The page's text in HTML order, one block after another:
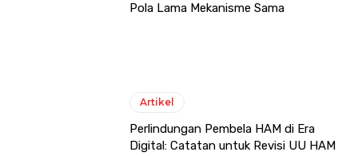
Pola Lama Mekanisme Sama
Artikel
Perlindungan Pembela HAM di Era
Digital: Catatan untuk Revisi UU HAM